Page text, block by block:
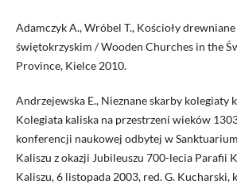
Adamczyk A., Wróbel T., Kościoły
świętokrzyskim / Wooden Churches in the
Province, Kielce 2010.
Andrzejewska E., Nieznane skarby kolegiaty
Kolegiata kaliska na przestrzeni wieków
konferencji naukowej odbytej w
Kaliszu z okazji Jubileuszu 700-lecia Parafii
Kaliszu, 6 listopada 2003, red. G. Kucharski,